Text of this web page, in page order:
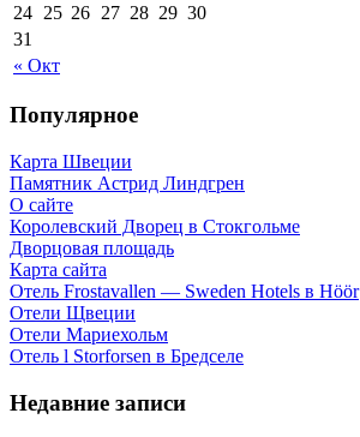
« Окт
24 25 26 27 28 29 30
31
Популярное
Карта Швеции
Памятник Астрид Линдгрен
О сайте
Королевский Дворец в Стокгольме
Дворцовая площадь
Карта сайта
Отель Frostavallen — Sweden Hotels в Höör
Отели Щвеции
Отели Мариехольм
Отель l Storforsen в Бредселе
Недавние записи